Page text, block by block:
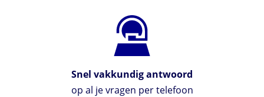
Snel vakkundig antwoord
op al je vragen per telefoon